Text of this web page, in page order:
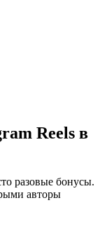
Reels в
разовые бонусы.
авторы